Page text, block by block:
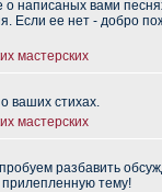
написаных вами
Если ее нет - добро
мастерских
ваших стихах.
мастерских
разбавить
тему!